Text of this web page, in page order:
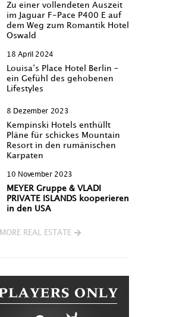
Zu einer vollendeten Auszeit
im Jaguar F-Pace P400 E auf
dem Weg zum Romantik Hotel
Oswald
18 April 2024
Louisa‘s Place Hotel Berlin –
ein Gefühl des gehobenen
Lifestyles
8 Dezember 2023
Kempinski Hotels enthüllt
Pläne für schickes Mountain
Resort in den rumänischen
Karpaten
10 November 2023
MEYER Gruppe & VLADI
PRIVATE ISLANDS kooperieren
in den USA
MORE REAL ESTATE